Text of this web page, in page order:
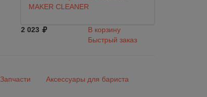
MAKER CLEANER
2 023
В корзину
Быстрый заказ
Запчасти Аксессуары для бариста